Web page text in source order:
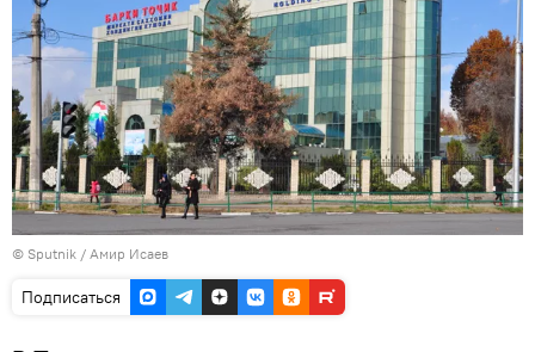
© Sputnik / Амир Исаев
Подписаться